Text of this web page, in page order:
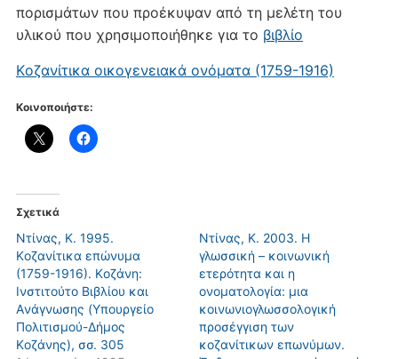
πορισμάτων που προέκυψαν από τη μελέτη του
υλικού που χρησιμοποιήθηκε για το βιβλίο
Kοζανίτικα οικογενειακά ονόματα (1759-1916)
Κοινοποιήστε:
Σχετικά
Ντίνας, Κ. 1995.
Kοζανίτικα επώνυμα
(1759-1916). Kοζάνη:
Iνστιτούτο Bιβλίου και
Aνάγνωσης (Yπουργείο
Πολιτισμού-Δήμος
Kοζάνης), σσ. 305
Ντίνας, Κ. 2003. Η
γλωσσική – κοινωνική
ετερότητα και η
ονοματολογία: μια
κοινωνιογλωσσολογική
προσέγγιση των
κοζανίτικων επωνύμων.